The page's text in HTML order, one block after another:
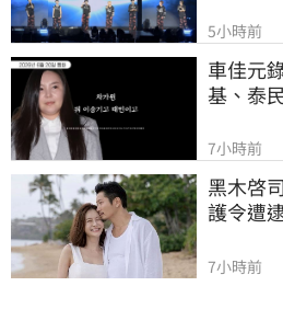
5小時前
車佳元
基、泰
7小時前
黑木啓
護令遭
7小時前